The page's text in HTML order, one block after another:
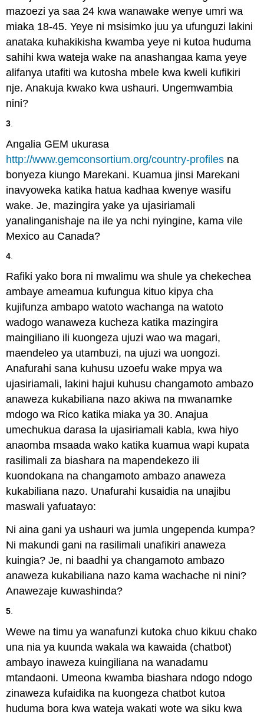
mazoezi ya saa 24 kwa wanawake wenye umri wa
miaka 18-45. Yeye ni msisimko juu ya ufunguzi lakini
anataka kuhakikisha kwamba yeye ni kutoa huduma
sahihi kwa wateja wake na anashangaa kama yeye
alifanya utafiti wa kutosha mbele kwa kweli kufikiri
nje. Anakuja kwako kwa ushauri. Ungemwambia
nini?
3
Angalia GEM ukurasa
http://www.gemconsortium.org/country-profiles na
bonyeza kiungo Marekani. Kuamua jinsi Marekani
inavyoweka katika hatua kadhaa kwenye wasifu
wake. Je, mazingira yake ya ujasiriamali
yanalinganishaje na ile ya nchi nyingine, kama vile
Mexico au Canada?
4
Rafiki yako bora ni mwalimu wa shule ya chekechea
ambaye ameamua kufungua kituo kipya cha
kujifunza ambapo watoto wachanga na watoto
wadogo wanaweza kucheza katika mazingira
maingiliano ili kuongeza ujuzi wao wa magari,
maendeleo ya utambuzi, na ujuzi wa uongozi.
Anafurahi sana kuhusu uzoefu wake mpya wa
ujasiriamali, lakini hajui kuhusu changamoto ambazo
anaweza kukabiliana nazo akiwa na mwanamke
mdogo wa Rico katika miaka ya 30. Anajua
umechukua darasa la ujasiriamali kabla, kwa hiyo
anaomba msaada wako katika kuamua wapi kupata
rasilimali za biashara na mapendekezo ili
kuondokana na changamoto ambazo anaweza
kukabiliana nazo. Unafurahi kusaidia na unajibu
maswali yafuatayo:
Ni aina gani ya ushauri wa jumla ungependa kumpa?
Ni makundi gani na rasilimali unafikiri anaweza
kuingia? Je, ni baadhi ya changamoto ambazo
anaweza kukabiliana nazo kama wachache ni nini?
Anawezaje kuwashinda?
5
Wewe na timu ya wanafunzi kutoka chuo kikuu chako
una nia ya kuunda wakala wa kawaida (chatbot)
ambayo inaweza kuingiliana na wanadamu
mtandaoni. Umeona kwamba biashara ndogo ndogo
zinaweza kufaidika na kuongeza chatbot kutoa
huduma bora kwa wateja wakati wote wa siku kwa